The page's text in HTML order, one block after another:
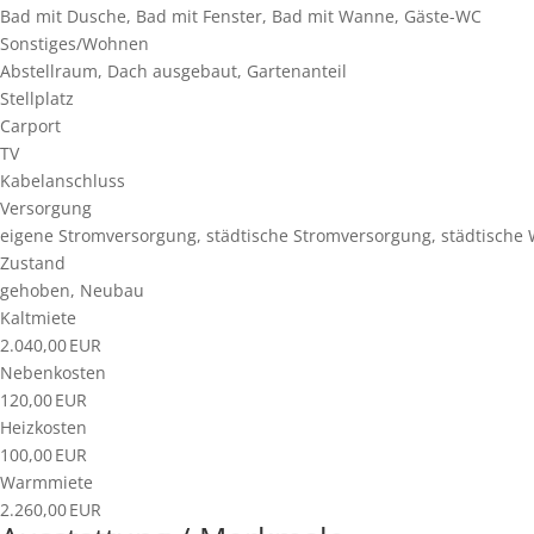
Bad mit Dusche, Bad mit Fenster, Bad mit Wanne, Gäste-WC
Sonstiges/Wohnen
Abstellraum, Dach ausgebaut, Gartenanteil
Stellplatz
Carport
TV
Kabelanschluss
Versorgung
eigene Stromversorgung, städtische Stromversorgung, städtische
Zustand
gehoben, Neubau
Kaltmiete
2.040,00 EUR
Nebenkosten
120,00 EUR
Heizkosten
100,00 EUR
Warmmiete
2.260,00 EUR